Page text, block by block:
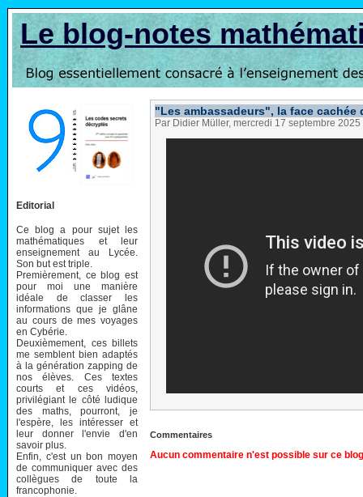
Le blog-notes
Editorial
Ce blog a pour sujet les
mathématiques et leur
enseignement au Lycée.
Son but est triple.
Premièrement, ce blog est
pour moi une manière
idéale de classer les
informations que je glâne
au cours de mes voyages
en Cybérie.
Deuxièmement, ces billets
me semblent bien adaptés
à la génération zapping de
nos élèves. Ces textes
courts et ces vidéos,
privilégiant le côté ludique
des maths, pourront, je
l'espère, les intéresser et
leur donner l'envie d'en
savoir plus.
Enfin, c'est un bon moyen
de communiquer avec des
collègues de toute la
francophonie.
"Les ambassadeurs", la face cachée
Par Didier Müller, mercredi 17 septembre
Commentaires
Aucun commentaire n'est possible sur ce